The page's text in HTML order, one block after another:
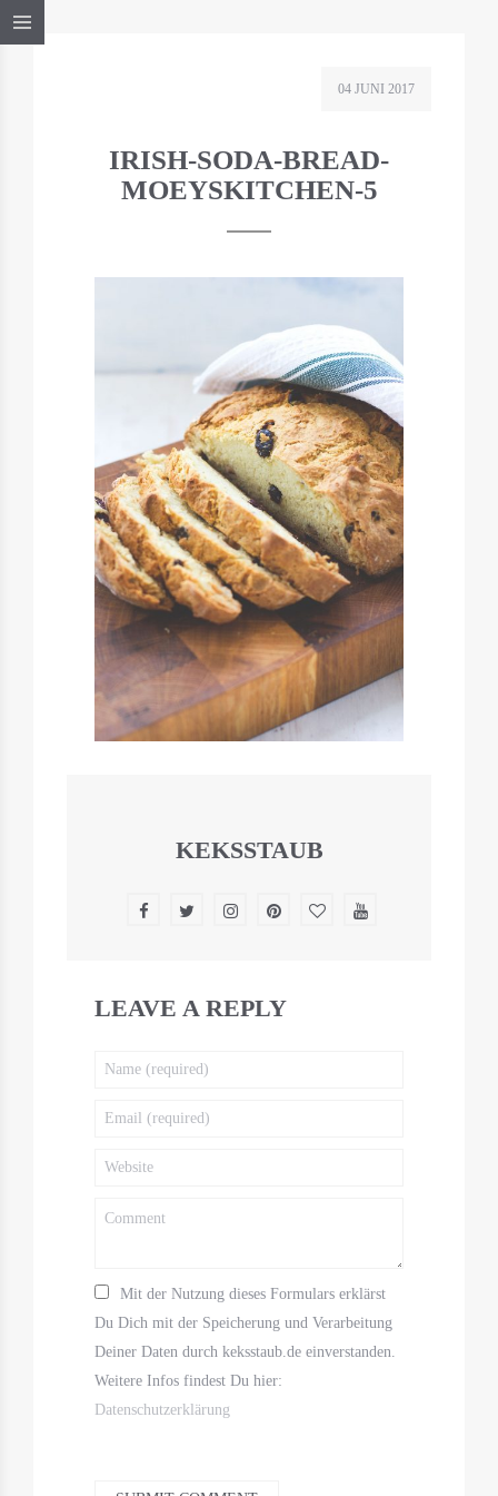
04 JUNI 2017
IRISH-SODA-BREAD-
MOEYSKITCHEN-5
KEKSSTAUB
LEAVE A REPLY
Mit der Nutzung dieses Formulars erklärst
Du Dich mit der Speicherung und Verarbeitung
Deiner Daten durch keksstaub.de einverstanden.
Weitere Infos findest Du hier:
Datenschutzerklärung